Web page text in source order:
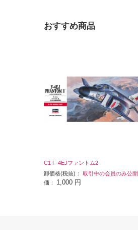
おすすめ商品
C1 F-4EJファントム2
卸価格(税抜)： 取引中の会員のみ公開
価： 1,000 円